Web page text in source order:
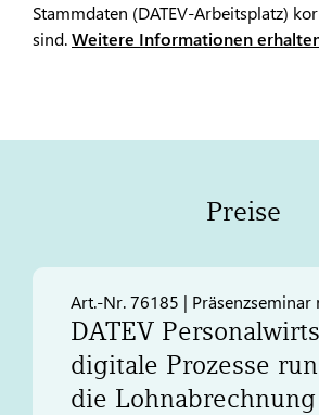
Stammdaten (DATEV-Arbeitsplatz)
sind.Weitere Informationen
Preise
Art.-Nr. 76185 |
DATEV
digitale Prozesse
die